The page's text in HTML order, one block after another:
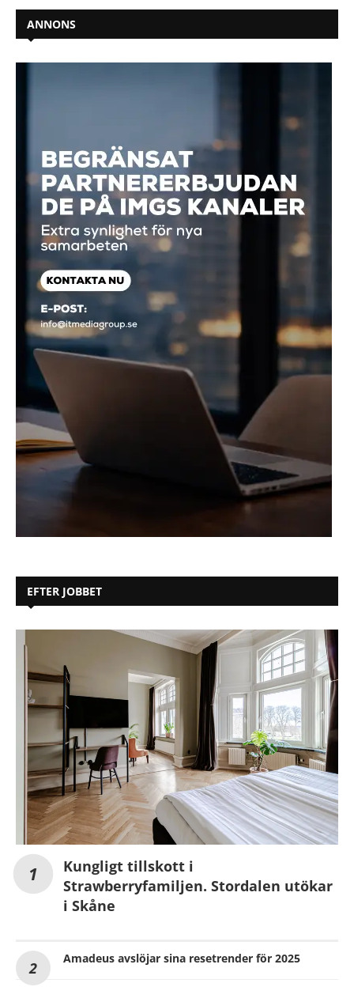
ANNONS
EFTER JOBBET
Kungligt tillskott i
Strawberryfamiljen. Stordalen utökar
i Skåne
Amadeus avslöjar sina resetrender för 2025